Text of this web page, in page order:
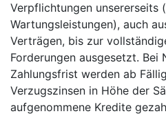
Verpflichtungen unsererseits
Wartungsleistungen), auch
Verträgen, bis zur
Forderungen ausgesetzt. Bei
Zahlungsfrist werden ab
Verzugszinsen in Höhe der
aufgenommene Kredite